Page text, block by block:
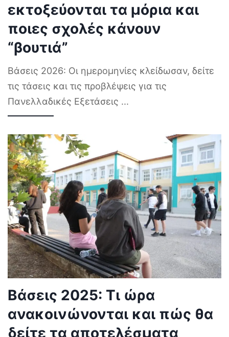
εκτοξεύονται τα μόρια και
ποιες σχολές κάνουν
“βουτιά”
Βάσεις 2026: Οι ημερομηνίες κλείδωσαν, δείτε
τις τάσεις και τις προβλέψεις για τις
Πανελλαδικές Εξετάσεις ...
Βάσεις 2025: Τι ώρα
ανακοινώνονται και πώς θα
δείτε τα αποτελέσματα